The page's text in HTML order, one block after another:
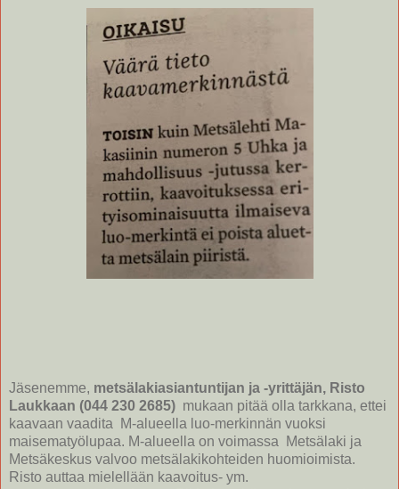
Jäsenemme, metsälakiasiantuntijan ja -yrittäjän, Risto
Laukkaan (044 230 2685) mukaan pitää olla tarkkana, ettei
kaavaan vaadita M-alueella luo-merkinnän vuoksi
maisematyölupaa. M-alueella on voimassa Metsälaki ja
Metsäkeskus valvoo metsälakikohteiden huomioimista.
Risto auttaa mielellään kaavoitus- ym.